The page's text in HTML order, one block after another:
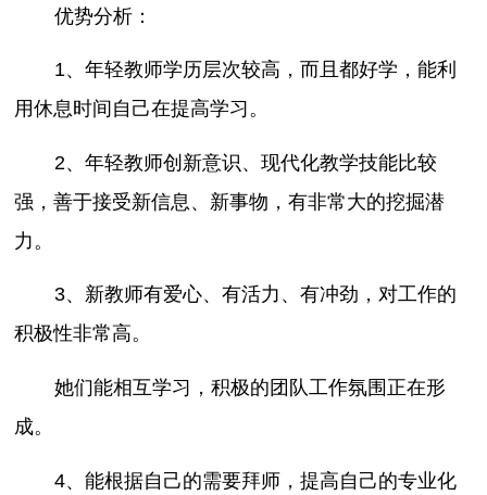
优势分析：
1、年轻教师学历层次较高，而且都好学，能利
用休息时间自己在提高学习。
2、年轻教师创新意识、现代化教学技能比较
强，善于接受新信息、新事物，有非常大的挖掘潜
力。
3、新教师有爱心、有活力、有冲劲，对工作的
积极性非常高。
她们能相互学习，积极的团队工作氛围正在形
成。
4、能根据自己的需要拜师，提高自己的专业化